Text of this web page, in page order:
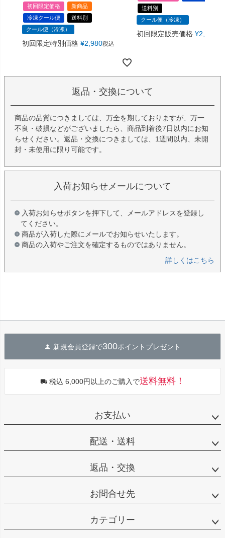
初回限定価格
新商品
冷凍クール便
送料別
クール便（冷凍）
初回限定特別価格 ¥2,980税込
送料別
クール便（冷凍）
初回限定販売価格 ¥2,980
返品・交換について
商品の品質につきましては、万全を期しておりますが、万一
不良・破損などがございましたら、商品到着後7日以内にお知
らせください。返品・交換につきましては、1週間以内、未開
封・未使用に限り可能です。
入荷お知らせメールについて
入荷お知らせボタンを押下して、メールアドレスを登録し
てください。
商品が入荷した際にメールでお知らせいたします。
商品の入荷やご注文を確定するものではありません。
詳しくはこちら
新規会員登録で300ポイントプレゼント
税込 6,000円以上のご購入で送料無料！
お支払い
配送・送料
返品・交換
お問合せ先
カテゴリー